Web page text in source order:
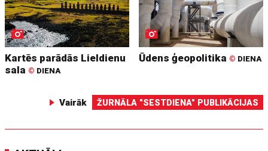
Kartēs parādās Lieldienu
sala © DIENA
Ūdens ģeopolitika © DIENA
Vairāk ŽURNĀLA "SESTDIENA" PUBLIKĀCIJAS